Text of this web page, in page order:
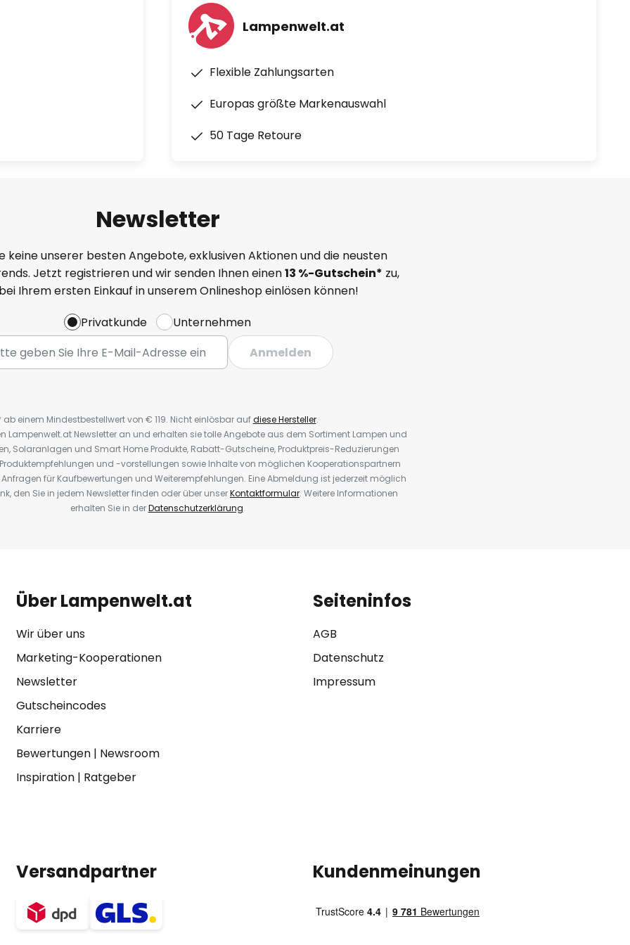
Lampenwelt.at
Flexible Zahlungsarten
Europas größte Markenauswahl
50 Tage Retoure
Newsletter
keine unserer besten Angebote, exklusiven Aktionen und die neusten
Jetzt registrieren und wir senden Ihnen einen13 %-Gutschein* zu,
Ihrem ersten Einkauf in unserem Onlineshop einlösen können!
Privatkunde
Unternehmen
Anmelden
ab einem Mindestbestellwert von € 119. Nicht einlösbar aufdiese Hersteller.
Lampenwelt.at Newsletter an und erhalten sie tolle Angebote aus dem Sortiment Lampen und
Solaranlagen und Smart Home Produkte, Rabatt-Gutscheine, Produktpreis-Reduzierungen
und -vorstellungen sowie Inhalte von möglichen Kooperationspartnern
für Kaufbewertungen und Weiterempfehlungen. Eine Abmeldung ist jederzeit möglich
den Sie in jedem Newsletter finden oder über unserKontaktformular. Weitere Informationen
erhalten Sie in derDatenschutzerklärung.
Über Lampenwelt.at
Wir über uns
Marketing-Kooperationen
Newsletter
Gutscheincodes
Karriere
Bewertungen| Newsroom
Inspiration| Ratgeber
Seiteninfos
AGB
Datenschutz
Impressum
Versandpartner Kundenmeinungen